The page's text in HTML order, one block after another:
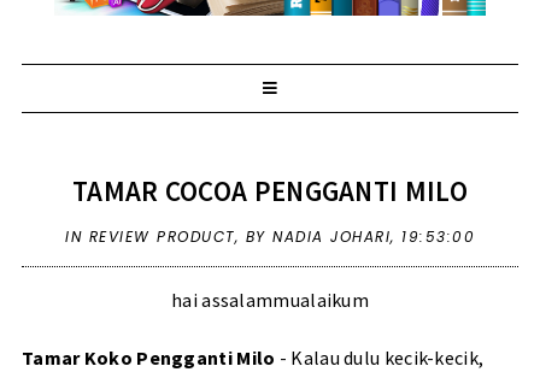
TAMAR COCOA PENGGANTI MILO
IN REVIEW PRODUCT, BY NADIA JOHARI, 19:53:00
hai assalammualaikum
Tamar Koko Pengganti Milo - Kalau dulu kecik-kecik,